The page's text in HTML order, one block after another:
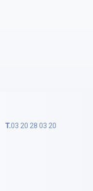
T.03 20 28 03 20